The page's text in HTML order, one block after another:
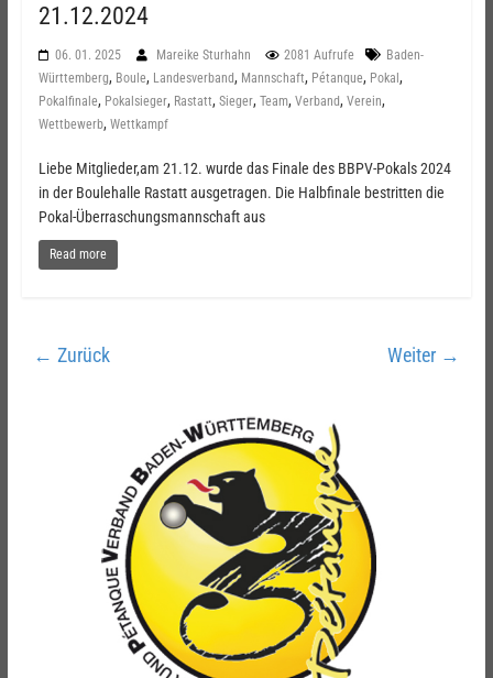
21.12.2024
06. 01. 2025 Mareike Sturhahn 2081 Aufrufe
Baden-
Württemberg, Boule, Landesverband, Mannschaft, Pétanque, Pokal,
Pokalfinale, Pokalsieger, Rastatt, Sieger, Team, Verband, Verein,
Wettbewerb, Wettkampf
Liebe Mitglieder,am 21.12. wurde das Finale des BBPV-Pokals 2024
in der Boulehalle Rastatt ausgetragen. Die Halbfinale bestritten die
Pokal-Überraschungsmannschaft aus
Read more
← Zurück Weiter →